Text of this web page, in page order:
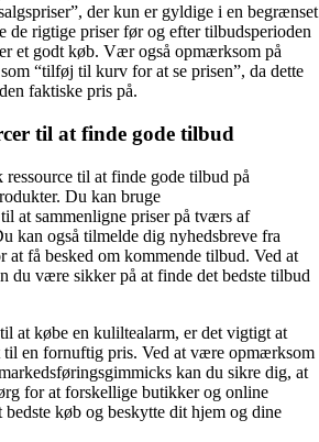
der kun er gyldige i en begrænset
de rigtige priser før og efter tilbudsperioden
et godt køb. Vær også opmærksom på
“tilføj til kurv for at se prisen”, da dette
faktiske pris på.
til at finde gode tilbud
ressource til at finde gode tilbud på
Du kan bruge
at sammenligne priser på tværs af
kan også tilmelde dig nyhedsbreve fra
at få besked om kommende tilbud. Ved at
du være sikker på at finde det bedste tilbud
at købe en kuliltealarm, er det vigtigt at
en fornuftig pris. Ved at være opmærksom
kan du sikre dig, at
for at forskellige butikker og online
bedste køb og beskytte dit hjem og dine